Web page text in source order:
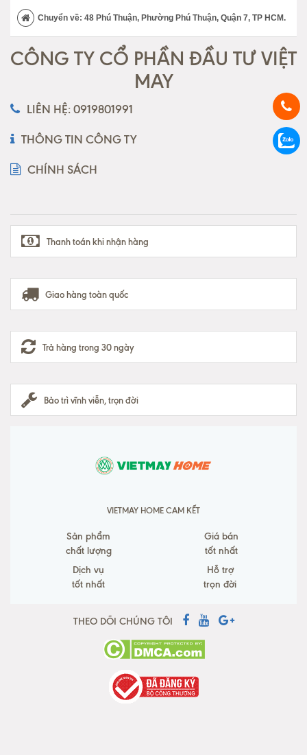
Chuyển về: 48 Phú Thuận, Phường Phú Thuận, Quận 7, TP HCM.
CÔNG TY CỔ PHẦN ĐẦU TƯ VIỆT
MAY
LIÊN HỆ: 0919801991
THÔNG TIN CÔNG TY
CHÍNH SÁCH
Thanh toán khi nhận hàng
Giao hàng toàn quốc
Trả hàng trong 30 ngày
Bảo trì vĩnh viễn, trọn đời
VIETMAY HOME CAM KẾT
Sản phẩm
chất lượng
Giá bán
tốt nhất
Dịch vụ
tốt nhất
Hỗ trợ
trọn đời
THEO DÕI CHÚNG TÔI